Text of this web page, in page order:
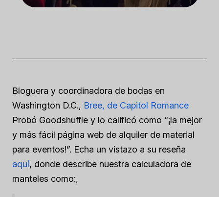
Bloguera y coordinadora de bodas en
Washington D.C., Bree, de Capitol Romance
Probó Goodshuffle y lo calificó como “¡la mejor
y más fácil página web de alquiler de material
para eventos!”. Echa un vistazo a su reseña
aquí, donde describe nuestra calculadora de
manteles como:,